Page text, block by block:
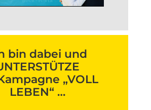
bin dabei und
„VOLL
LEBEN“ …